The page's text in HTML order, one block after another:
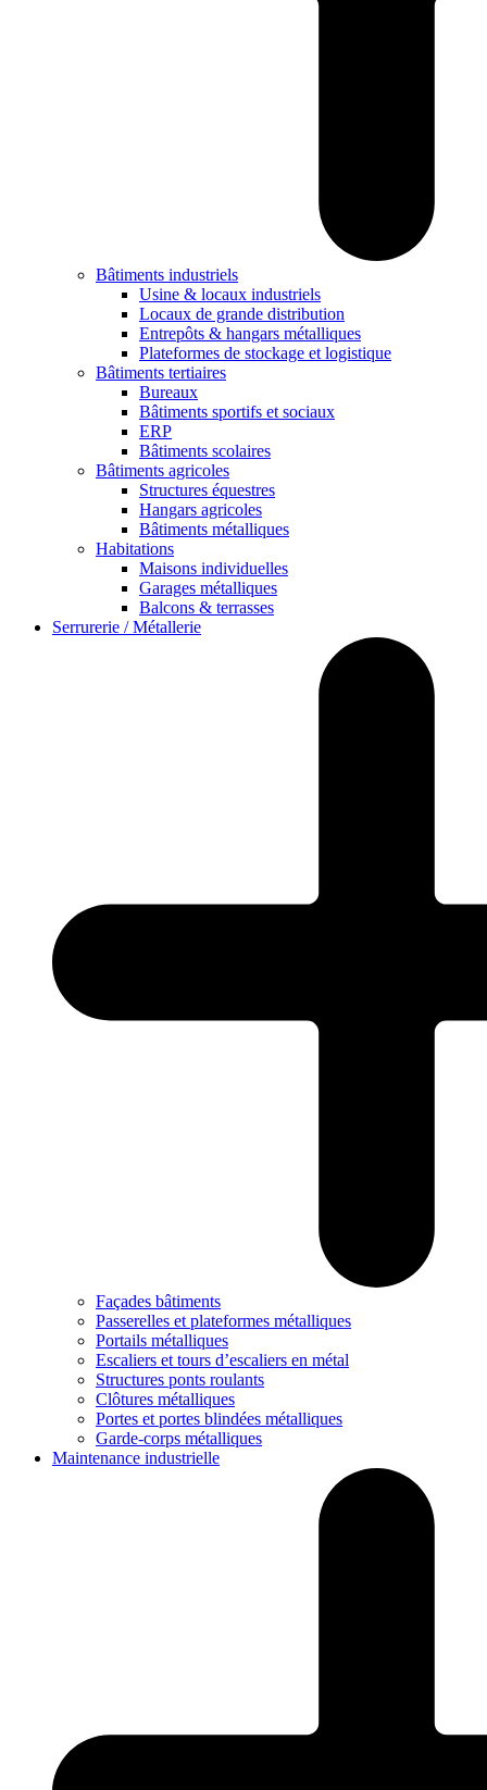
Bâtiments industriels
Usine & locaux industriels
Locaux de grande distribution
Entrepôts & hangars métalliques
Plateformes de stockage et logistique
Bâtiments tertiaires
Bureaux
Bâtiments sportifs et sociaux
ERP
Bâtiments scolaires
Bâtiments agricoles
Structures équestres
Hangars agricoles
Bâtiments métalliques
Habitations
Maisons individuelles
Garages métalliques
Balcons & terrasses
Serrurerie / Métallerie
Façades bâtiments
Passerelles et plateformes métalliques
Portails métalliques
Escaliers et tours d’escaliers en métal
Structures ponts roulants
Clôtures métalliques
Portes et portes blindées métalliques
Garde-corps métalliques
Maintenance industrielle